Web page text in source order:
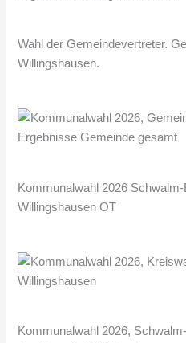
Wahl der Gemeindevertreter.
Willingshausen.
Kommunalwahl 2026
Willingshausen OT
Kommunalwahl 2026,